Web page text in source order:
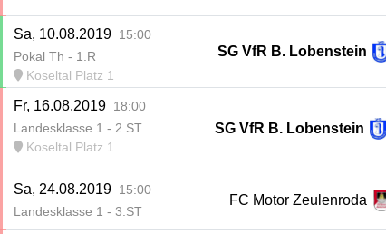
Sa, 10.08.2019 15:00
Pokal Th - 1.R
Koseltal Platz 1
SG VfR B. Lobenstein
Fr, 16.08.2019 18:00
Landesklasse 1 - 2.ST
Koseltal Platz 1
SG VfR B. Lobenstein
Sa, 24.08.2019 15:00
Landesklasse 1 - 3.ST
FC Motor Zeulenroda